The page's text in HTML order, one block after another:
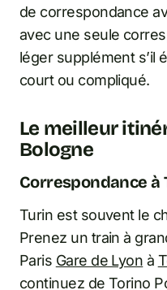
de correspondance
avec une seule
léger supplément s’il
court ou compliqué.
Le meilleur
Bologne
Correspondance à
Turin est souvent le
Prenez un train à
Paris Gare de Lyon à
continuez de Torino